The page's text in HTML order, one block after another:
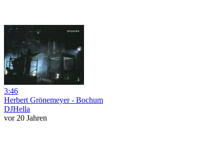
3:46
Herbert Grönemeyer - Bochum
DJHella
vor 20 Jahren